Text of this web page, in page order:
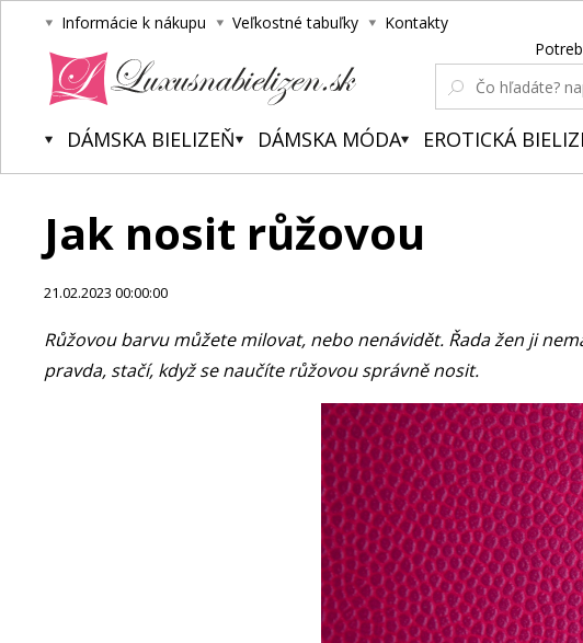
Informácie k nákupu Veľkostné tabuľky Kontakty
DÁMSKA BIELIZEŇ DÁMSKA MÓDA EROTICKÁ
Jak nosit růžovou
21.02.2023 00:00:00
Růžovou barvu můžete milovat, nebo nenávidět. Řada žen ji
pravda, stačí, když se naučíte růžovou správně nosit.